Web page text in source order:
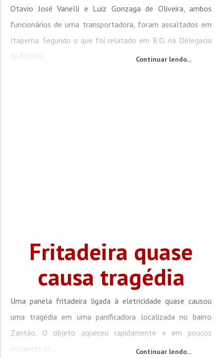
Otavio José Vanelli e Luiz Gonzaga de Oliveira, ambos
funcionários de uma transportadora, foram assaltados em
Itapema. Segundo o que foi relatado em B.O. na Delegacia
de Polícia,...
Continuar lendo...
Fritadeira quase
causa tragédia
Uma panela fritadeira ligada à eletricidade quase causou
uma tragédia em uma panificadora localizada no bairro
Zantão. O objeto aqueceu rapidamente e em poucos
instantes as...
Continuar lendo...